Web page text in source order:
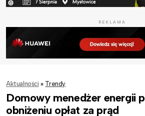
REKLAMA
Aktualności » Trendy
Domowy menedżer energii
obniżeniu opłat za prąd